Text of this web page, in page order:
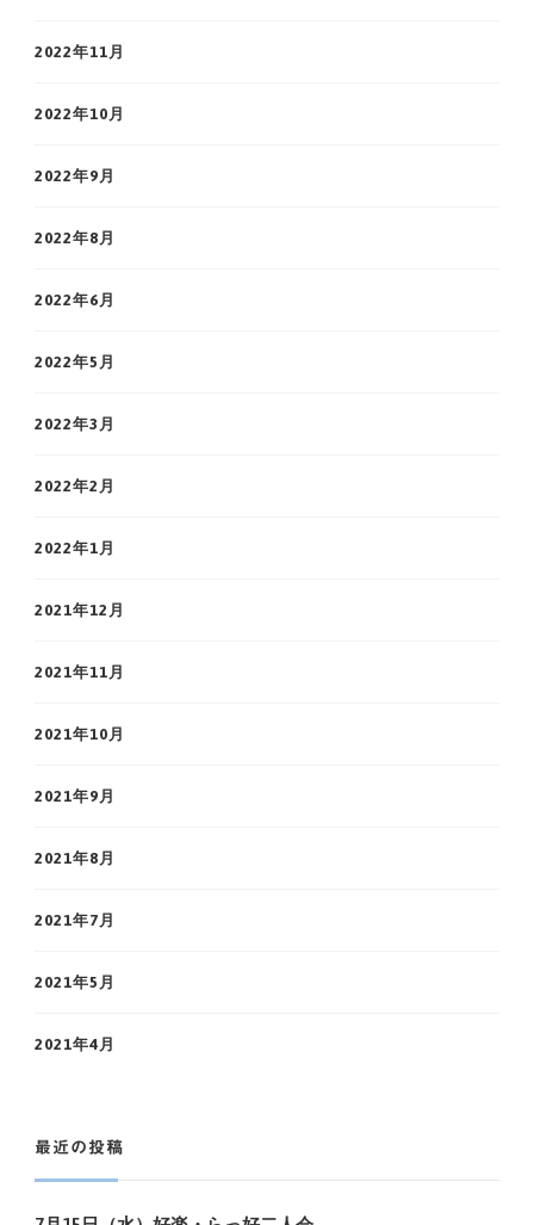
2022年11月
2022年10月
2022年9月
2022年8月
2022年6月
2022年5月
2022年3月
2022年2月
2022年1月
2021年12月
2021年11月
2021年10月
2021年9月
2021年8月
2021年7月
2021年5月
2021年4月
最近の投稿